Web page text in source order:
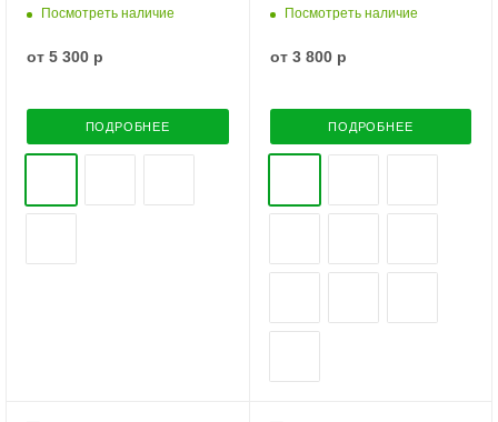
Посмотреть наличие
от 5 300 р
ПОДРОБНЕЕ
Посмотреть наличие
от 3 800 р
ПОДРОБНЕЕ